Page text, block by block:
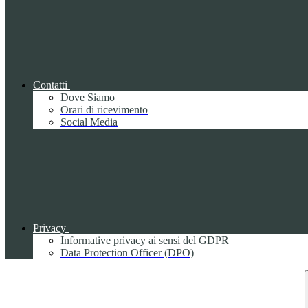
Contatti
Dove Siamo
Orari di ricevimento
Social Media
Privacy
Informative privacy ai sensi del GDPR
Data Protection Officer (DPO)